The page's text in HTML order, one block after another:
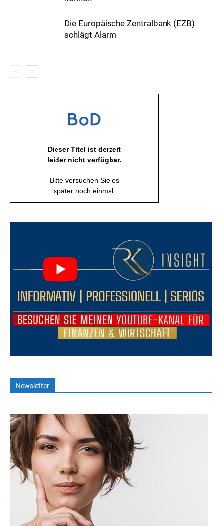
Die Europäische Zentralbank (EZB)
schlägt Alarm
Dieser Titel ist derzeit
leider nicht verfügbar.
Bitte versuchen Sie es
später noch einmal.
Newsletter